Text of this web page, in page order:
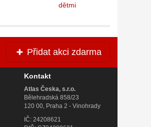
dětmi
Přidat akci zdarma
Kontakt
Atlas Česka, s.r.o.
Bělehradská 858/23
120 00, Praha 2 - Vinohrady
IČ: 24208621